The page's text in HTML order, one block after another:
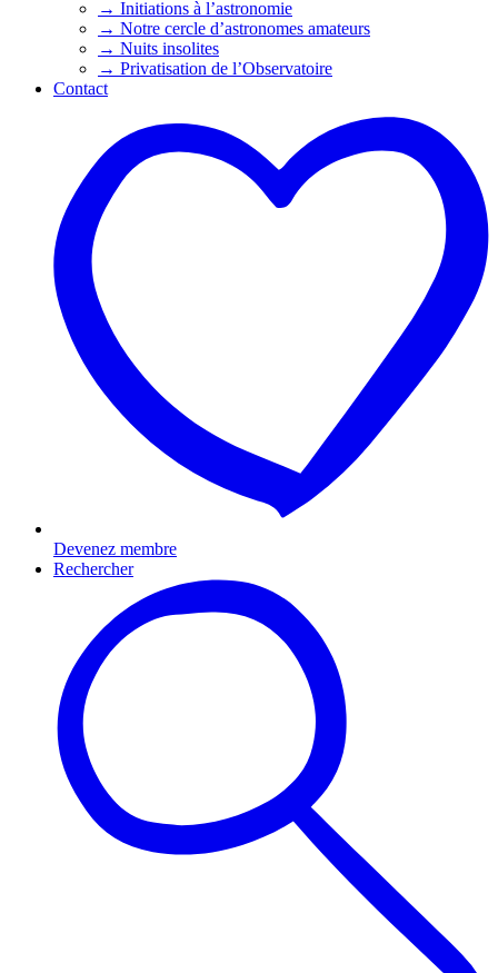
→ Initiations à l’astronomie
→ Notre cercle d’astronomes amateurs
→ Nuits insolites
→ Privatisation de l’Observatoire
Contact
Devenez membre
Rechercher